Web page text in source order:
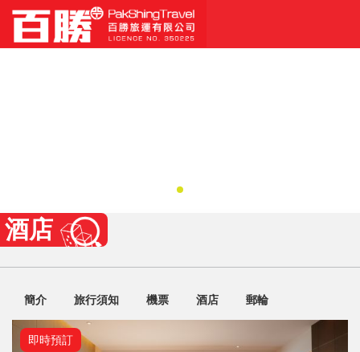
酒店
簡介 旅行須知 機票 酒店 郵輪
即時預訂